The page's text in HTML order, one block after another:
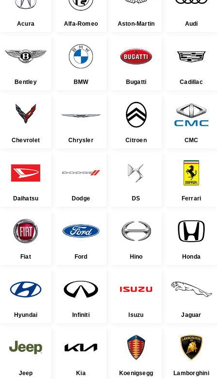
Acura Alfa-Romeo Aston-Martin Audi
Bentley BMW Bugatti Cadillac
Chevrolet Chrysler Citroen CMC
Daihatsu Dodge DS Ferrari
Fiat Ford Hino Honda
Hyundai Infiniti Isuzu Jaguar
Jeep Kia Koenigsegg Lamborghini